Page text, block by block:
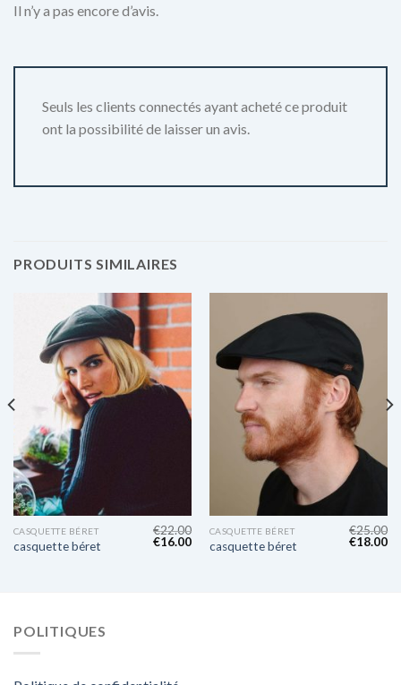
Il n’y a pas encore d’avis.
Seuls les clients connectés ayant acheté ce produit
ont la possibilité de laisser un avis.
PRODUITS SIMILAIRES
CASQUETTE BÉRET
casquette béret
€22.00
€16.00
CASQUETTE BÉRET
casquette béret
€25.00
€18.00
POLITIQUES